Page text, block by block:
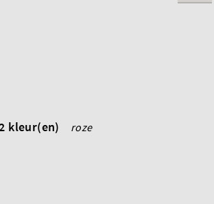
kleur(en) roze